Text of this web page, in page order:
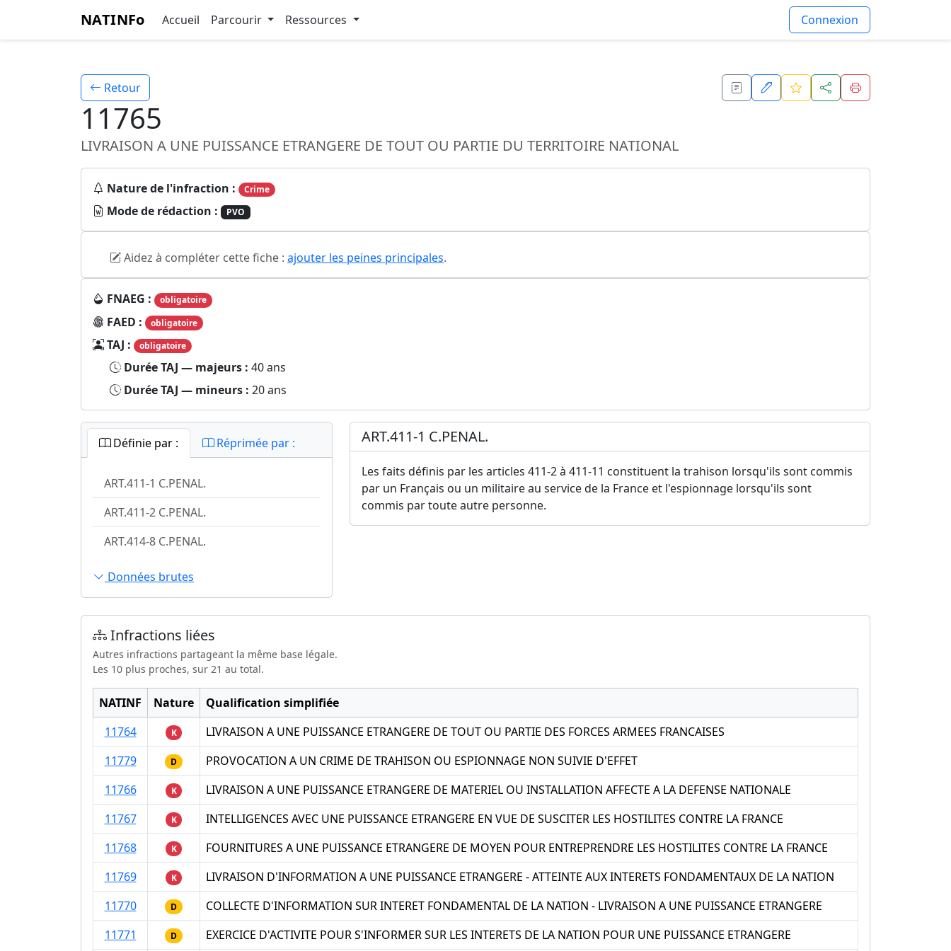
NATINFo Accueil Parcourir Ressources Connexion
Retour
11765
LIVRAISON A UNE PUISSANCE ETRANGERE DE TOUT OU PARTIE DU TERRITOIRE NATIONAL
Nature de l'infraction : Crime
Mode de rédaction : PVO
Aidez à compléter cette fiche : ajouter les peines principales.
FNAEG : obligatoire
FAED : obligatoire
TAJ : obligatoire
Durée TAJ — majeurs : 40 ans
Durée TAJ — mineurs : 20 ans
Définie par : Réprimée par :
ART.411-1 C.PENAL.
ART.411-2 C.PENAL.
ART.414-8 C.PENAL.
Données brutes
ART.411-1 C.PENAL.
Les faits définis par les articles 411-2 à 411-11 constituent la trahison lorsqu'ils sont commis
par un Français ou un militaire au service de la France et l'espionnage lorsqu'ils sont
commis par toute autre personne.
Infractions liées
Autres infractions partageant la même base légale.
Les 10 plus proches, sur 21 au total.
NATINF Nature
Qualification simplifiée
11764
K
LIVRAISON A UNE PUISSANCE ETRANGERE DE TOUT OU PARTIE DES FORCES ARMEES FRANCAISES
11779
D
PROVOCATION A UN CRIME DE TRAHISON OU ESPIONNAGE NON SUIVIE D'EFFET
11766
K
LIVRAISON A UNE PUISSANCE ETRANGERE DE MATERIEL OU INSTALLATION AFFECTE A LA DEFENSE NATIONALE
11767
K
INTELLIGENCES AVEC UNE PUISSANCE ETRANGERE EN VUE DE SUSCITER LES HOSTILITES CONTRE LA FRANCE
11768
K
FOURNITURES A UNE PUISSANCE ETRANGERE DE MOYEN POUR ENTREPRENDRE LES HOSTILITES CONTRE LA FRANCE
11769
K
LIVRAISON D'INFORMATION A UNE PUISSANCE ETRANGERE - ATTEINTE AUX INTERETS FONDAMENTAUX DE LA NATION
11770
D
COLLECTE D'INFORMATION SUR INTERET FONDAMENTAL DE LA NATION - LIVRAISON A UNE PUISSANCE ETRANGERE
11771
D EXERCICE D'ACTIVITE POUR S'INFORMER SUR LES INTERETS DE LA NATION POUR UNE PUISSANCE ETRANGERE